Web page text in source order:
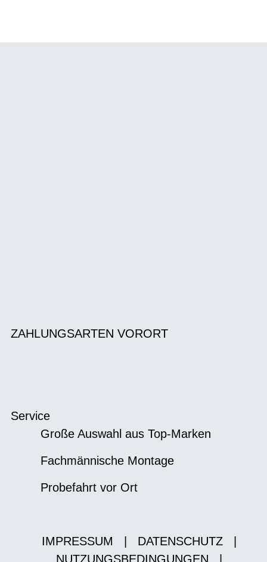
ZAHLUNGSARTEN VORORT
Service
Große Auswahl aus Top-Marken
Fachmännische Montage
Probefahrt vor Ort
IMPRESSUM DATENSCHUTZ
NUTZUNGSBEDINGUNGEN